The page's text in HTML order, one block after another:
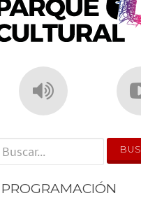
' . __('Search for:') . '
PROGRAMACIÓN